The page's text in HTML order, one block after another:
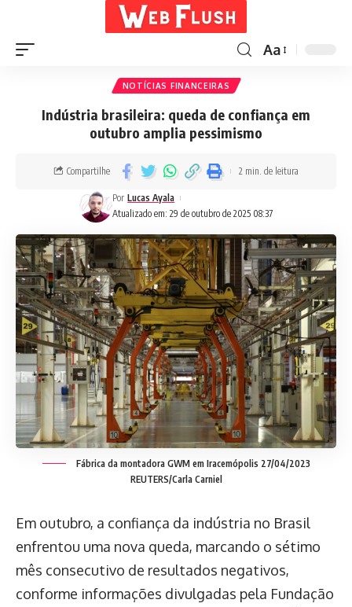
Aa
NOTÍCIAS FINANCEIRAS
Indústria brasileira: queda de confiança em
outubro amplia pessimismo
Atualizado em: 29 de outubro de 2025 08:37
Por Lucas Ayala
Compartilhe 2 min. de leitura
Fábrica da montadora GWM em Iracemópolis 27/04/2023
REUTERS/Carla Carniel
Em outubro, a confiança da indústria no Brasil
enfrentou uma nova queda, marcando o sétimo
mês consecutivo de resultados negativos,
conforme informações divulgadas pela Fundação